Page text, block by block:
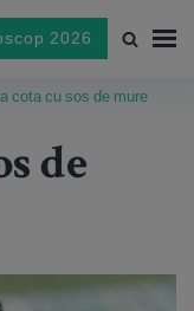
2026
cota cu sos de mure
de